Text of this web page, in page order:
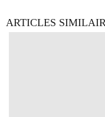
ARTICLES